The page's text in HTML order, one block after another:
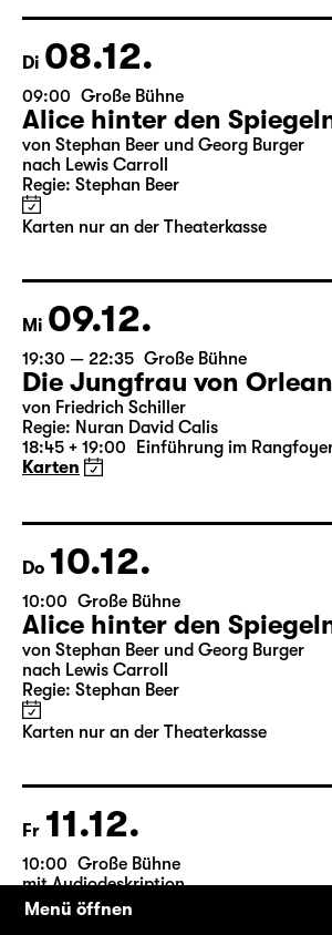
Karten nur an der Theaterkasse
Di 08.12.
09:00 Große Bühne
Alice hinter den Spiegeln
von Stephan Beer und Georg Burger
Karten nur an der Theaterkasse
Mi 09.12.
19:30 — 22:35 Große Bühne
Die Jungfrau von Orleans
Karten
Do 10.12.
10:00 Große Bühne
Alice hinter den Spiegeln
von Stephan Beer und Georg Burger
Karten nur an der Theaterkasse
Fr 11.12.
Menü öffnen